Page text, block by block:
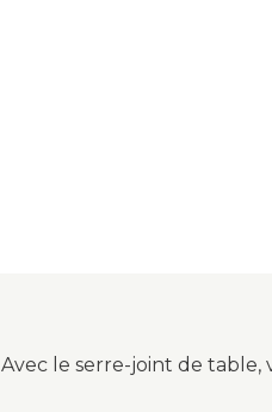
Avec le serre-joint de table,